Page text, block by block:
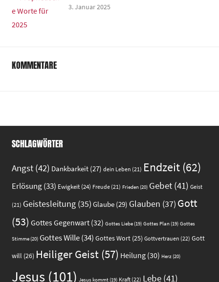
3. Januar 2025
KOMMENTARE
SCHLAGWÖRTER
Angst (42) Dankbarkeit (27) dein Leben (21) Endzeit (62)
Erlösung(33) Ewigkeit (24) Freude (21) Frieden (20) Gebet (41) Geist
(21) Geistesleitung (35) Glaube (29) Glauben (37) Gott
(53) Gottes Gegenwart (32) Gottes Liebe (19) Gottes Plan (19) Gottes
Stimme (20) Gottes Wille(34) Gottes Wort (25) Gottvertrauen (22) Gott
will (26) Heiliger Geist (57) Heilung (30) Herz (20)
Jesus (101) Jesus kommt (19) Kraft (22) Lebe (41)